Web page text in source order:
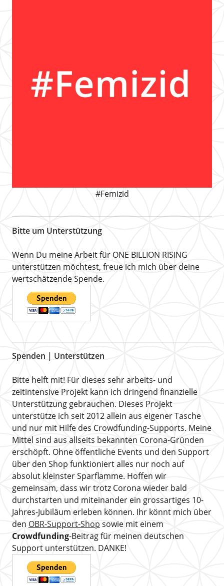
#Femizid
Bitte um Unterstützung
Wenn Du meine Arbeit für ONE BILLION RISING
unterstützen möchtest, freue ich mich über deine
wertschätzende Spende.
Spenden | Unterstützen
Bitte helft mit! Für dieses sehr arbeits- und
zeitintensive Projekt kann ich dringend finanzielle
Unterstützung gebrauchen. Dieses Projekt
unterstütze ich seit 2012 allein aus eigener Tasche
und nur mit Hilfe des Crowdfunding-Supports. Meine
Mittel sind aus allseits bekannten Corona-Gründen
erschöpft. Ohne öffentliche Events und den Support
über den Shop funktioniert alles nur noch auf
absolut kleinster Sparflamme. Hoffen wir
gemeinsam, dass wir trotz Corona wieder bald
durchstarten und miteinander ein grossartiges 10-
Jahres-Jubiläum erleben können. Ihr könnt mich über
den OBR-Support-Shop sowie mit einem
Crowdfunding-Beitrag für meinen deutschen
Support unterstützen. DANKE!